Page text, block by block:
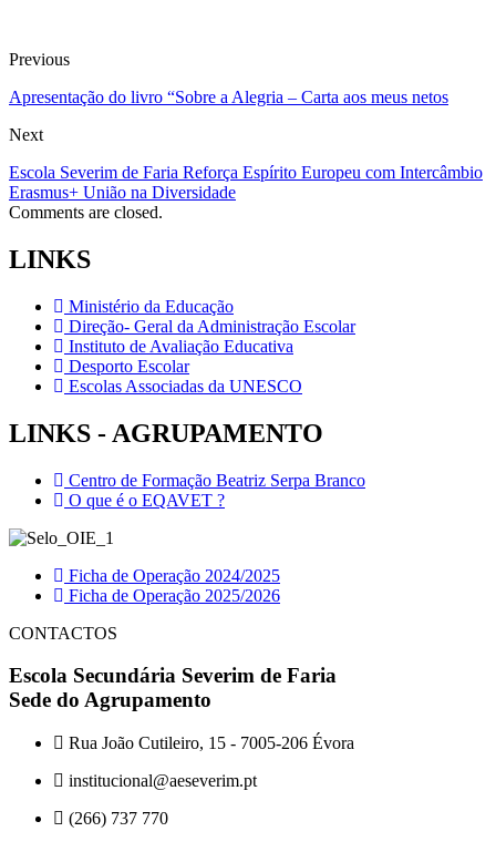
Previous
Apresentação do livro “Sobre a Alegria – Carta aos meus netos
Next
Escola Severim de Faria Reforça Espírito Europeu com Intercâmbio
Erasmus+ União na Diversidade
Comments are closed.
LINKS
Ministério da Educação
Direção- Geral da Administração Escolar
Instituto de Avaliação Educativa
Desporto Escolar
Escolas Associadas da UNESCO
LINKS - AGRUPAMENTO
Centro de Formação Beatriz Serpa Branco
O que é o EQAVET ?
Ficha de Operação 2024/2025
Ficha de Operação 2025/2026
CONTACTOS
Escola Secundária Severim de Faria
Sede do Agrupamento
Rua João Cutileiro, 15 - 7005-206 Évora
institucional@aeseverim.pt
(266) 737 770